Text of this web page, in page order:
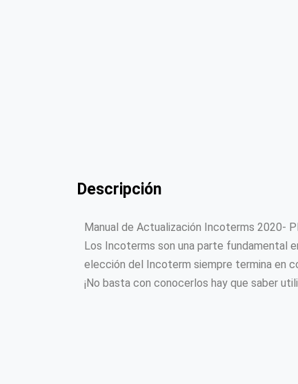
Descripción
Manual de Actualización Incoterms 2020-
Los Incoterms son una parte fundamental
elección del Incoterm siempre termina en
¡No basta con conocerlos hay que saber